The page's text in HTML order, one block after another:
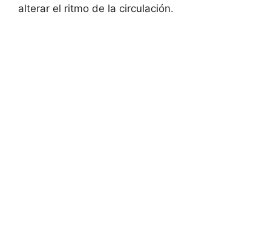
alterar el ritmo de la circulación.